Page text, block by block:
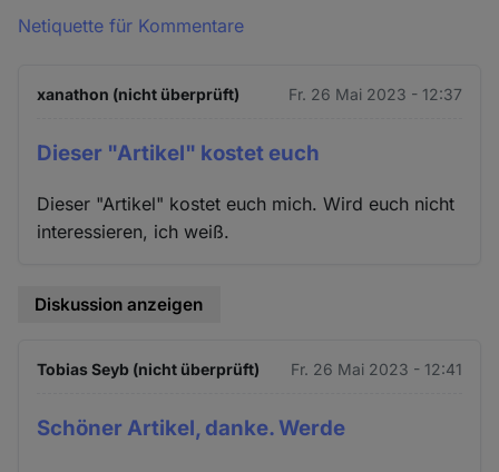
Netiquette für Kommentare
xanathon (nicht überprüft) Fr. 26 Mai 2023 - 12:37
Dieser "Artikel" kostet euch
Dieser "Artikel" kostet euch mich. Wird euch nicht
interessieren, ich weiß.
Diskussion anzeigen
Tobias Seyb (nicht überprüft) Fr. 26 Mai 2023 - 12:41
Schöner Artikel, danke. Werde